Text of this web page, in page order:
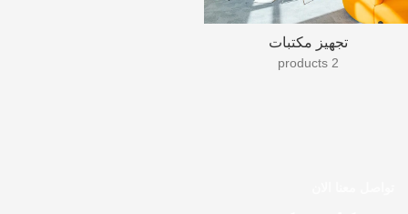
تجهيز مكتبات
2 products